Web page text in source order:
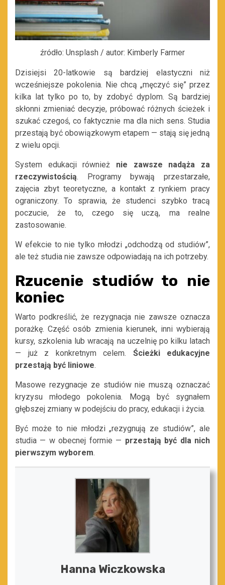
źródło: Unsplash / autor: Kimberly Farmer
Dzisiejsi 20-latkowie są bardziej elastyczni niż
wcześniejsze pokolenia. Nie chcą „męczyć się” przez
kilka lat tylko po to, by zdobyć dyplom. Są bardziej
skłonni zmieniać decyzje, próbować różnych ścieżek i
szukać czegoś, co faktycznie ma dla nich sens. Studia
przestają być obowiązkowym etapem — stają się jedną
z wielu opcji.
System edukacji również nie zawsze nadąża za
rzeczywistością. Programy bywają przestarzałe,
zajęcia zbyt teoretyczne, a kontakt z rynkiem pracy
ograniczony. To sprawia, że studenci szybko tracą
poczucie, że to, czego się uczą, ma realne
zastosowanie.
W efekcie to nie tylko młodzi „odchodzą od studiów”,
ale też studia nie zawsze odpowiadają na ich potrzeby.
Rzucenie studiów to nie
koniec
Warto podkreślić, że rezygnacja nie zawsze oznacza
porażkę. Część osób zmienia kierunek, inni wybierają
kursy, szkolenia lub wracają na uczelnię po kilku latach
— już z konkretnym celem. Ścieżki edukacyjne
przestają być liniowe.
Masowe rezygnacje ze studiów nie muszą oznaczać
kryzysu młodego pokolenia. Mogą być sygnałem
głębszej zmiany w podejściu do pracy, edukacji i życia.
Być może to nie młodzi „rezygnują ze studiów”, ale
studia — w obecnej formie — przestają być dla nich
pierwszym wyborem.
Hanna Wiczkowska